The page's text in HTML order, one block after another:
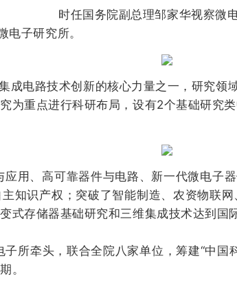
时任国务院副总理邹家华视察微
子研究所。
电路技术创新的核心力量之一，研究领
为重点进行科研布局，设有2个基础研
、高可靠器件与电路、新一代微电子
知识产权；突破了智能制造、农资物联
存储器基础研究和三维集成技术达到国
牵头，联合全院八家单位，筹建“中国
。